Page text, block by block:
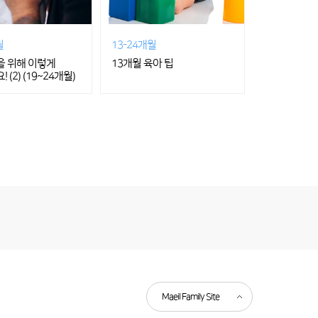
위해 이렇게
! (2) (19~24개월)
13-24개월
13개월 육아 팁
Maeil Family Site